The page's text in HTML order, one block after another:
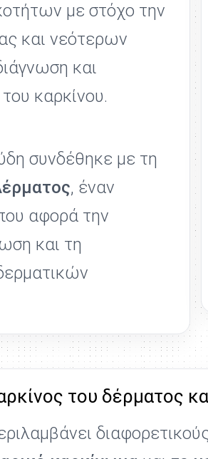
με στόχο την
και νεότερων
και
καρκίνου.
συνδέθηκε με τη
, έναν
αφορά την
και τη
του δέρματος